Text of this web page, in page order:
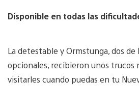
Disponible en todas las
La detestable y Ormstunga, dos
opcionales, recibieron unos trucos
visitarles cuando puedas en tu